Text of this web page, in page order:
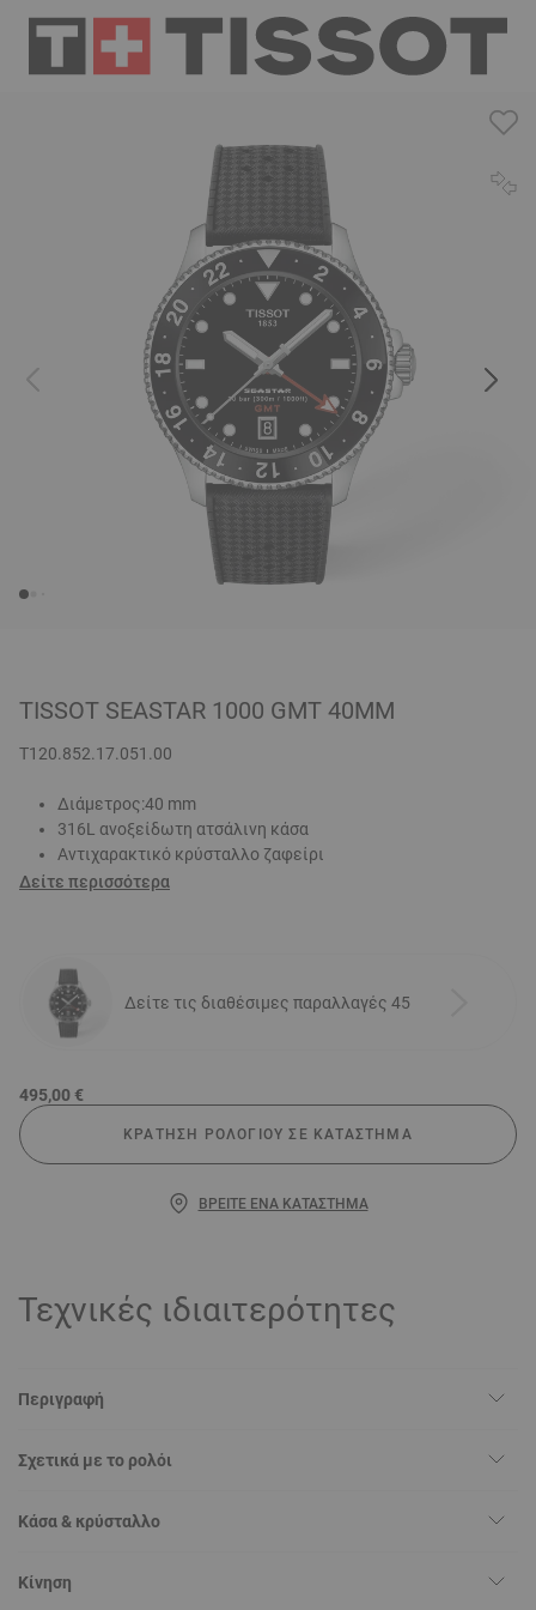
TISSOT SEASTAR 1000 GMT 40MM
T120.852.17.051.00
Διάμετρος:40 mm
316L ανοξείδωτη ατσάλινη κάσα
Αντιχαρακτικό κρύσταλλο ζαφείρι
Δείτε περισσότερα
Δείτε τις διαθέσιμες παραλλαγές 45
495,00 €
ΚΡΆΤΗΣΗ ΡΟΛΟΓΙΟΎ ΣΕ ΚΑΤΆΣΤΗΜΑ
ΒΡΕΊΤΕ ΈΝΑ ΚΑΤΆΣΤΗΜΑ
Τεχνικές ιδιαιτερότητες
Περιγραφή
Σχετικά με το ρολόι
Κάσα & κρύσταλλο
Κίνηση